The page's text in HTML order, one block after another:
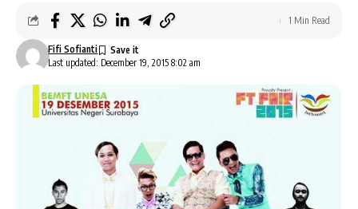
Last updated: December 19, 2015 8:02 am
Fifi Sofianti
1 Min Read